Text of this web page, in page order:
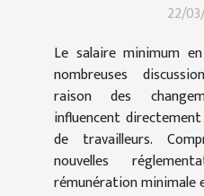
minimum en
22/
Le salaire minimum
nombreuses
raison des
influencent
de travailleurs.
nouvelles
rémunération minimale